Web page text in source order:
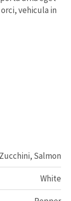
vehicula in
Zucchini, Salmon
White